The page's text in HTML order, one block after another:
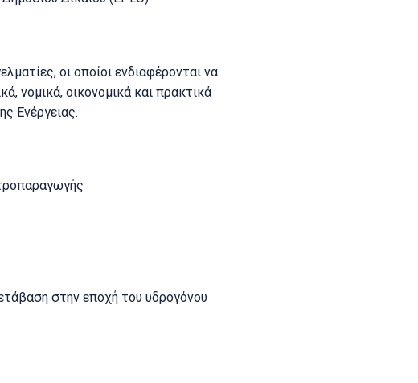
οι οποίοι ενδιαφέρονται να
νομικά, οικονομικά και πρακτικά
Ενέργειας.
στην εποχή του υδρογόνου